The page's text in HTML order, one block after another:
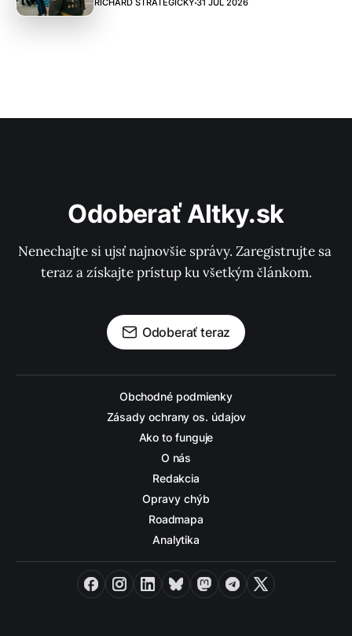
RICHARD STRATEGICKÝ 31 JÚL 2026
Odoberať Altky.sk
Nenechajte si ujsť najnovšie správy. Zaregistrujte sa
teraz a získajte prístup ku všetkým článkom.
Odoberať teraz
Obchodné podmienky
Zásady ochrany os. údajov
Ako to funguje
O nás
Redakcia
Opravy chýb
Roadmapa
Analytika
FacebookInstagramLinkedInBlueskyMastodon
Telegram
X